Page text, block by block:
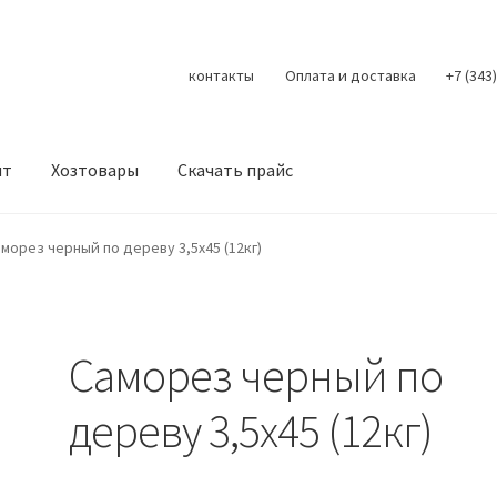
контакты Оплата и доставка +7
Хозтовары Скачать прайс
Контакты КорзинаМой аккаунтО нас
черный по дереву 3,5х45 (12кг)
Саморез черный по
дереву 3,5х45 (12кг)